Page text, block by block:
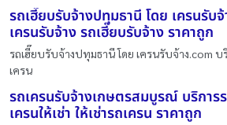
รถเฮี๊ยบรับจ้างปทุมธานี โดย เครนรับ
เครนรับจ้าง รถเฮี๊ยบรับจ้าง ราคาถูก
รถเฮี๊ยบรับจ้างปทุมธานี โดย เครนรับจ้าง.com บ
เครน
รถเครนรับจ้างเกษตรสมบูรณ์ บริการ
เครนให้เช่า ให้เช่ารถเครน ราคาถูก